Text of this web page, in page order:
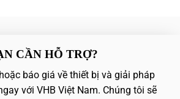
CẦN HỖ TRỢ?
báo giá về thiết bị và giải pháp
với VHB Việt Nam. Chúng tôi sẽ